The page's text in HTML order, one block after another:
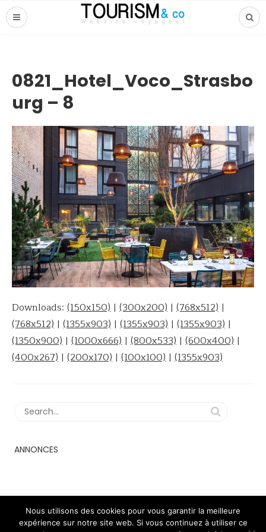
0821_Hotel_Voco_Strasbo
urg – 8
Downloads: (150x150) | (300x200) | (768x512) |
(768x512) | (1355x903) | (1355x903) | (1355x903) |
(1350x900) | (1000x666) | (800x533) | (600x400) |
(400x267) | (200x170) | (100x100) | (1355x903)
ANNONCES
2018 - 2023 © minimaldog theme
Nous utilisons des cookies pour vous garantir la meilleure
expérience sur notre site web. Si vous continuez à utiliser ce